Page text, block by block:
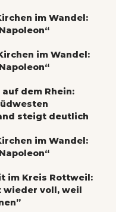
im Wandel:
im Wandel:
dem Rhein:
steigt deutlich
im Wandel:
im Kreis Rottweil:
wieder voll, weil